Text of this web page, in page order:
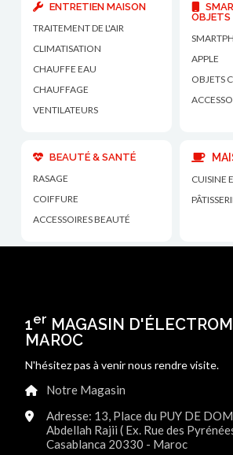
ENTRETIEN MAISON
TRAITEMENT DE L'AIR
CLIMATISATION
CHAUFFE EAU
CHAUFFAGE
VENTILATEURS
OBJETS
APPLE
OBJETS
BEAUTÉ & SANTÉ
RASAGE
COIFFURE
ACCESSOIRES BEAUTÉ
CUISINE
1er MAGASIN
MAROC
N'hésitez pas à venir nous rendre visite.
Notre Magasin
Adresse: 13, Place du PUY DE
Abdellah Rajii ( Ex. Rue des
Casablanca 20330 - Maroc